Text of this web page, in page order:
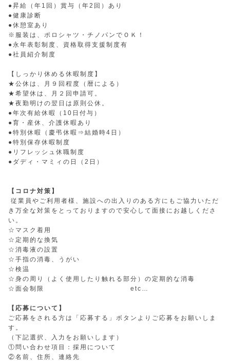
●昇給（年1回）賞与（年2回）あり
●健康診断
●休憩室あり
※服装は、ポロシャツ・チノパンでＯＫ！
●永年表彰制度、資格取得支援制度有
●社員紹介制度
【しっかり休める休暇制度】
★公休は、月９回程度（暦による）
★希望休は、月２回申請可。
★夜勤明けの翌日は原則公休。
●年次有給休暇（10日付与）
●育・産休、介護休暇あり
●特別休暇（慶弔休暇⇒結婚時4日）
●特別保存休暇制度
●リフレッシュ休職制度
●ダディ・マミィの日（2日）
【コロナ対策】
従業員やご利用者様、施設への出入りのある方にもご協力いただ
き万全な対策をとっておりますので安心して面接にお越しくださ
い。
☆マスク着用
☆定期的な換気
☆消毒液の設置
☆手指の消毒、うがい
☆検温
☆身の周り（よく使用したり触れる部分）の定期的な消毒
☆面会制限 etc…
【応募について】
ご応募をされる方は「応募する」ボタンよりご応募をお願いしま
す。
（下記選択、入力をお願いします）
①問い合わせ項目：採用について
②名前、住所、連絡先